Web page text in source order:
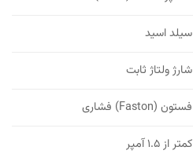
سیلد اسید
شارژ ولتاژ ثابت
فستون (Faston) فشاری
کمتر از ۱.۵ آمپر